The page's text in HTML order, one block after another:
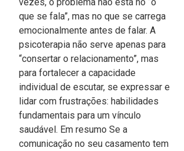
que se fala”, mas no que se carrega
emocionalmente antes de falar. A
psicoterapia não serve apenas para
“consertar o relacionamento”, mas
para fortalecer a capacidade
individual de escutar, se expressar e
lidar com frustrações: habilidades
fundamentais para um vínculo
saudável. Em resumo Se a
comunicação no seu casamento tem